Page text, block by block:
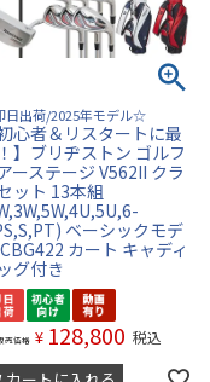
出荷/2025年モデル☆
初心者＆リスタートに最
】ブリヂストン ゴルフ
ーステージ V562II クラ
ット 13本組
ベーシックモデ
カート キャディ
グ付き
売価格 ¥ 128,800 税込